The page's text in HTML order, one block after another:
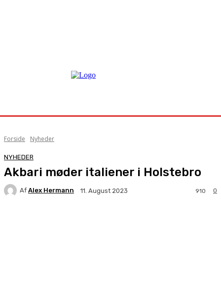
Forside Nyheder
NYHEDER
Akbari møder italiener i Holstebro
Af Alex Hermann 11. August 2023 0
910